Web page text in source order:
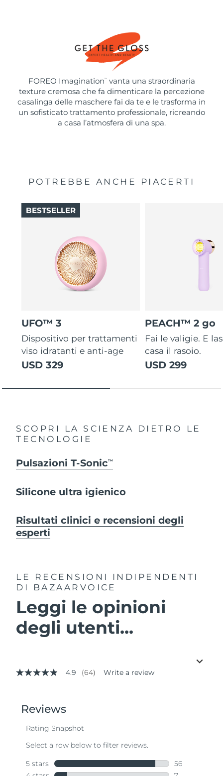
FOREO Imagination ™
vanta una straordinaria
texture cremosa che fa dimenticare la percezione
casalinga delle maschere fai da te e le trasforma in
un sofisticato trattamento professionale, ricreando
a casa l’atmosfera di una spa.
POTREBBE ANCHE PIACERTI
UFO™ 3
Dispositivo per trattamenti
viso idratanti e anti-age
USD 329
BESTSELLER
PEACH™ 2 go
Fai le valigie. E
casa il rasoio.
USD 299
SCOPRI LA SCIENZA DIETRO LE
TECNOLOGIE
Pulsazioni T-SonicTM
Silicone ultra igienico
Risultati clinici e recensioni degli
esperti
LE RECENSIONI INDIPENDENTI
DI BAZAARVOICE
Leggi le opinioni
degli utenti...
4.9
stars,
average
value.
Same
page
4.9 (64) Write a review